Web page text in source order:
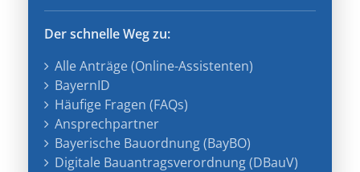
Der schnelle Weg zu:
Alle Anträge (Online-Assistenten)
BayernID
Häufige Fragen (FAQs)
Ansprechpartner
Bayerische Bauordnung (BayBO)
Digitale Bauantragsverordnung (DBauV)